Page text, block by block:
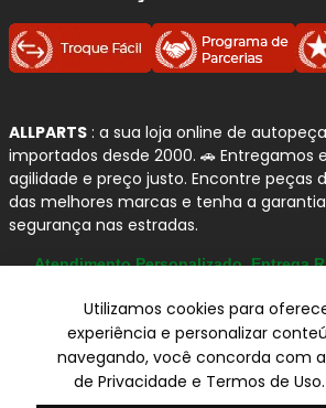
ALLPARTS : a sua loja online de
importados desde 2000. 🚗 Entregamos
agilidade e preço justo. Encontre peças
das melhores marcas e tenha a
segurança nas estradas.
Atendimento Personalizado, Entrega
© Copyright 2000-2026
Utilizamos cookies para
experiência e personalizar
navegando, você concorda com
de Privacidade e Termos de Uso.